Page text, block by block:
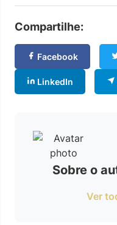
Compartilhe:
Facebook
LinkedIn
Sobre o
Ver